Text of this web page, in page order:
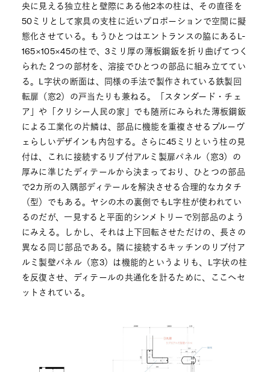
央に見える独立柱と壁際にある他2本の柱は、その直径を
50ミリとして家具の支柱に近いプロポーションで空間に擬
態化させている。もうひとつはエントランスの脇にあるL-
165×105×45の柱で、3ミリ厚の薄板鋼鈑を折り曲げてつく
られた２つの部材を、溶接でひとつの部品に組み立ててい
る。L字状の断面は、同様の手法で製作されている鉄製回
転扉（窓2）の戸当たりも兼ねる。「スタンダード・チェ
ア」や「クリシー人民の家」でも随所にみられた薄板鋼鈑
による工業化の片鱗は、部品に機能を重複させるプルーヴ
ェらしいデザインも内包する。さらに45ミリという柱の見
付は、これに接続するリブ付アルミ製扉パネル（窓3）の
厚みに準じたディテールから決まっており、ひとつの部品
で2カ所の入隅部ディテールを解決させる合理的なカタチ
（型）でもある。ヤシの木の裏側でもL字柱が使われてい
るのだが、一見すると平面的シンメトリーで別部品のよう
にみえる。しかし、それは上下回転させただけの、長さの
異なる同じ部品である。隣に接続するキッチンのリブ付ア
ルミ製壁パネル（窓3）は機能的というよりも、L字状の柱
を反復させ、ディテールの共通化を計るために、ここへセ
ットされている。